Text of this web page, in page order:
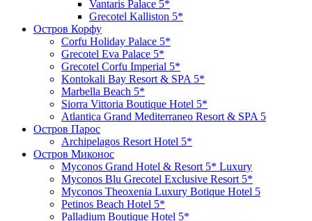
Vantaris Palace 5*
Grecotel Kalliston 5*
Остров Корфу
Corfu Holiday Palace 5*
Grecotel Eva Palace 5*
Grecotel Corfu Imperial 5*
Kontokali Bay Resort & SPA 5*
Marbella Beach 5*
Siorra Vittoria Boutique Hotel 5*
Atlantica Grand Mediterraneo Resort & SPA 5
Остров Парос
Archipelagos Resort Hotel 5*
Остров Миконос
Myconos Grand Hotel & Resort 5* Luxury
Myconos Blu Grecotel Exclusive Resort 5*
Myconos Theoxenia Luxury Botique Hotel 5
Petinos Beach Hotel 5*
Palladium Boutique Hotel 5*